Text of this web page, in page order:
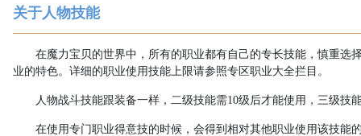
关于人物技能
在魔力宝贝的世界中，所有的职业都有自己的专长技能，慎重选
业的特色。详细的职业使用技能上限请参照专区职业大全拦目。
人物战斗技能跟装备一样，二级技能需10级后才能使用，三级技
在使用专门职业得意技的时候，会得到相对其他职业使用该技能